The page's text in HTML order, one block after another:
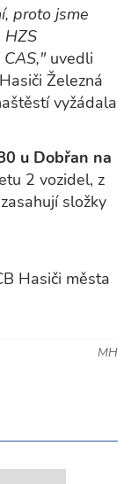
proto jsme
HZS
uvedli
Železná
vyžádala
u Dobřan na
2 vozidel, z
složky
Hasiči města
MH